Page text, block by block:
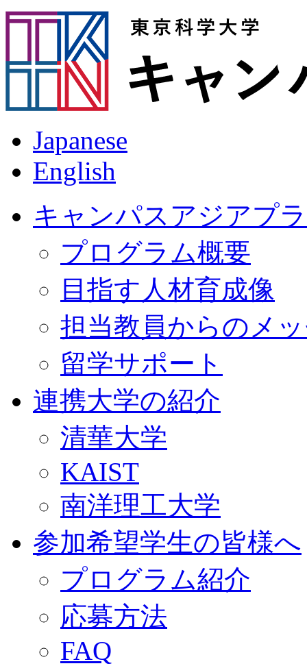
Japanese
English
キャンパスアジアプ
プログラム概要
目指す人材育成像
担当教員からのメ
留学サポート
連携大学の紹介
清華大学
KAIST
南洋理工大学
参加希望学生の皆様へ
プログラム紹介
応募方法
FAQ